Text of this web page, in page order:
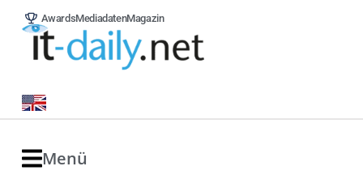
AwardsMediadatenMagazin
Menü